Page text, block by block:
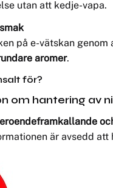
utan att kedje-vapa.
på e-vätskan
aromer.
för?
om hantering av
är avsedd